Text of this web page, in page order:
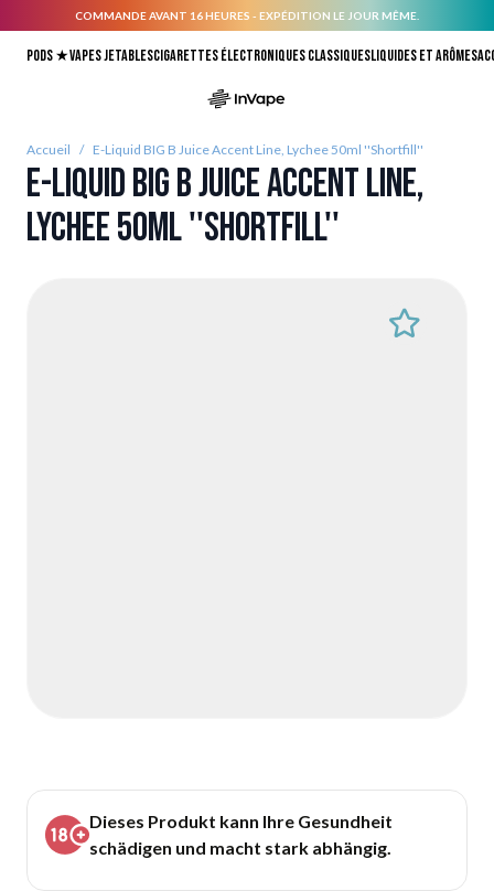
COMMANDE AVANT 16 HEURES - EXPÉDITION LE JOUR MÊME.
Pods ★Vapes jetablesCigarettes électroniques classiquesLiquides et arômes
Accueil / E-Liquid BIG B Juice Accent Line, Lychee 50ml ''Shortfill''
E-Liquid BIG B Juice Accent Line,
Lychee 50ml ''Shortfill''
Dieses Produkt kann Ihre Gesundheit
schädigen und macht stark abhängig.